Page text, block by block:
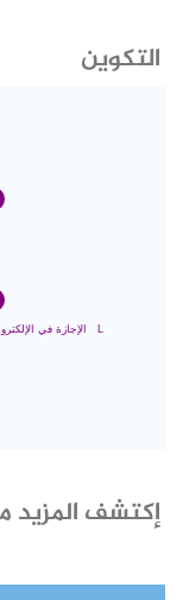
التكوين
إكتشف المزيد